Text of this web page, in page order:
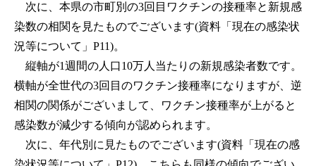
次に、本県の市町別の3回目ワクチンの接種率と新規感
染数の相関を見たものでございます(資料「現在の感染状
況等について」P11)。
縦軸が1週間の人口10万人当たりの新規感染者数です。
横軸が全世代の3回目のワクチン接種率になりますが、逆
相関の関係がございまして、ワクチン接種率が上がると
感染数が減少する傾向が認められます。
次に、年代別に見たものでございます(資料「現在の感